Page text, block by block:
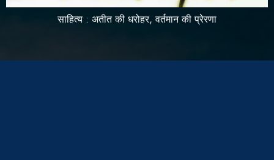
साहित्य : अतीत की धरोहर, वर्तमान की प्रेरणा